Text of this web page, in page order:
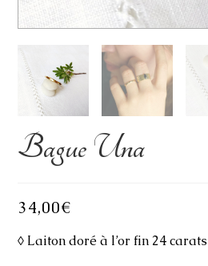
Bague Una
34,00€
◊ Laiton doré à l’or fin 24 carats